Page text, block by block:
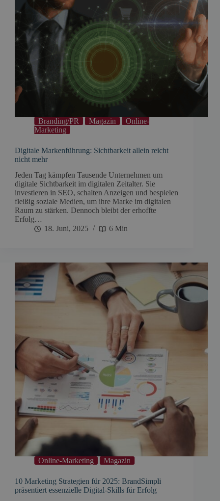
Branding/PR Magazin
Online-
Marketing
Digitale Markenführung: Sichtbarkeit allein reicht
nicht mehr
Jeden Tag kämpfen Tausende Unternehmen um
digitale Sichtbarkeit im digitalen Zeitalter. Sie
investieren in SEO, schalten Anzeigen und bespielen
fleißig soziale Medien, um ihre Marke im digitalen
Raum zu stärken. Dennoch bleibt der erhoffte
Erfolg…
18. Juni, 2025
6 Min
Online-Marketing Magazin
10 Marketing Strategien für 2025: BrandSimpli
präsentiert essenzielle Digital-Skills für Erfolg